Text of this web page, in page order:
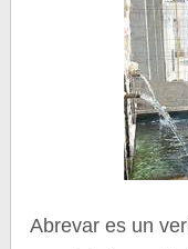
Abrevar es un